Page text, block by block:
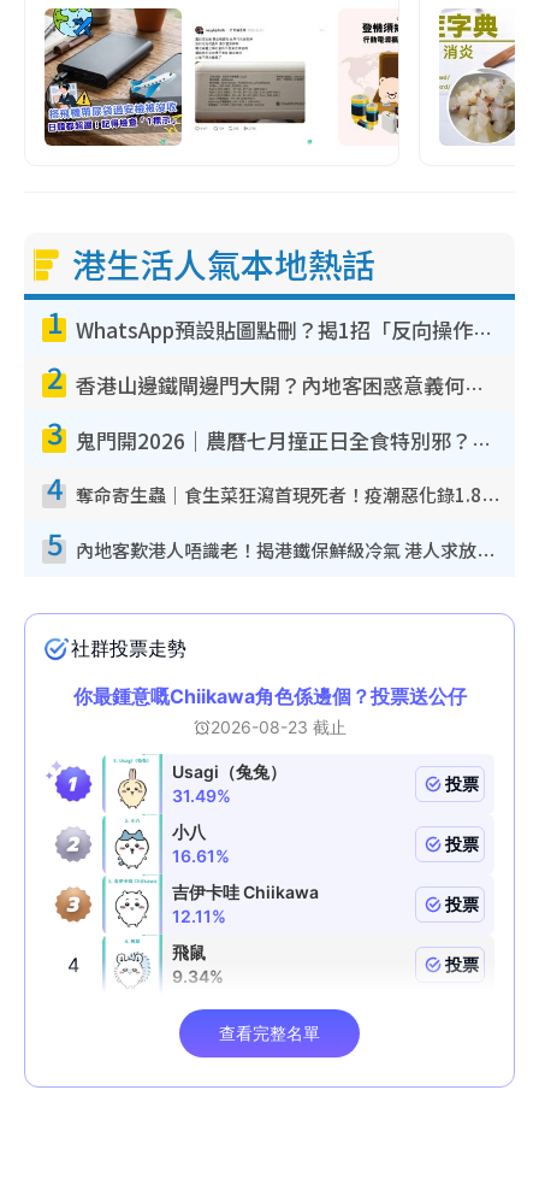
港生活人氣本地熱話
1 WhatsApp預設貼圖點刪？揭1招「反向操作」還原簡潔介面 附3步實測教學
2 香港山邊鐵閘邊門大開？內地客困惑意義何在！網民神回覆：呢種叫法理性防禦
3 鬼門開2026｜農曆七月撞正日全食特別邪？專家警告切忌做一事！揭4大禁忌+2招保平安
4 奪命寄生蟲｜食生菜狂瀉首現死者！疫潮惡化錄1.8萬宗病例 揭洗菜3大謬誤
5 內地客歎港人唔識老！揭港鐵保鮮級冷氣 港人求放過：咪投訴